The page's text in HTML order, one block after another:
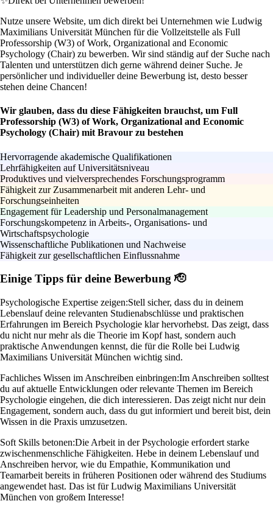
Nutze unsere Website, um dich direkt bei Unternehmen wie Ludwig
Maximilians Universität München für die Vollzeitstelle als Full
Professorship (W3) of Work, Organizational and Economic
Psychology (Chair) zu bewerben. Wir sind ständig auf der Suche nach
Talenten und unterstützen dich gerne während deiner Suche. Je
persönlicher und individueller deine Bewerbung ist, desto besser
stehen deine Chancen!
Wir glauben, dass du diese Fähigkeiten brauchst, um Full
Professorship (W3) of Work, Organizational and Economic
Psychology (Chair) mit Bravour zu bestehen
Hervorragende akademische Qualifikationen
Lehrfähigkeiten auf Universitätsniveau
Produktives und vielversprechendes Forschungsprogramm
Fähigkeit zur Zusammenarbeit mit anderen Lehr- und
Forschungseinheiten
Engagement für Leadership und Personalmanagement
Forschungskompetenz in Arbeits-, Organisations- und
Wirtschaftspsychologie
Wissenschaftliche Publikationen und Nachweise
Fähigkeit zur gesellschaftlichen Einflussnahme
Einige Tipps für deine Bewerbung 🫡
Psychologische Expertise zeigen:Stell sicher, dass du in deinem
Lebenslauf deine relevanten Studienabschlüsse und praktischen
Erfahrungen im Bereich Psychologie klar hervorhebst. Das zeigt, dass
du nicht nur mehr als die Theorie im Kopf hast, sondern auch
praktische Anwendungen kennst, die für die Rolle bei Ludwig
Maximilians Universität München wichtig sind.
Fachliches Wissen im Anschreiben einbringen:Im Anschreiben solltest
du auf aktuelle Entwicklungen oder relevante Themen im Bereich
Psychologie eingehen, die dich interessieren. Das zeigt nicht nur dein
Engagement, sondern auch, dass du gut informiert und bereit bist, dein
Wissen in die Praxis umzusetzen.
Soft Skills betonen:Die Arbeit in der Psychologie erfordert starke
zwischenmenschliche Fähigkeiten. Hebe in deinem Lebenslauf und
Anschreiben hervor, wie du Empathie, Kommunikation und
Teamarbeit bereits in früheren Positionen oder während des Studiums
angewendet hast. Das ist für Ludwig Maximilians Universität
München von großem Interesse!